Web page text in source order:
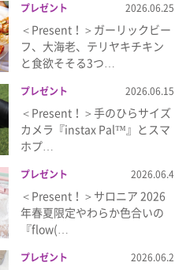
プレゼント 2026.06.25
＜Present！＞ガーリックビー
フ、大海老、テリヤキチキン
と食欲そそる3つ…
プレゼント 2026.06.15
＜Present！＞手のひらサイズ
カメラ『instax Pal™』とスマ
ホプ…
プレゼント 2026.06.4
＜Present！＞サロニア 2026
年春夏限定やわらか色合いの
『flow(…
プレゼント 2026.06.2